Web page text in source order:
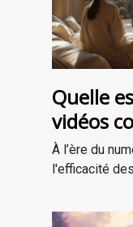
Quelle
vidéos
À l’ère du
l'efficacité